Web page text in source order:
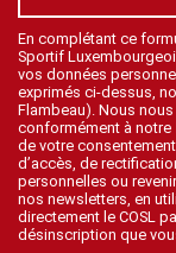
En complétant ce
Sportif
vos données
exprimés ci-dessus,
Flambeau). Nous
conformément à notre
de votre
d’accès, de
personnelles ou
nos newsletters, en
directement le COSL
désinscription que